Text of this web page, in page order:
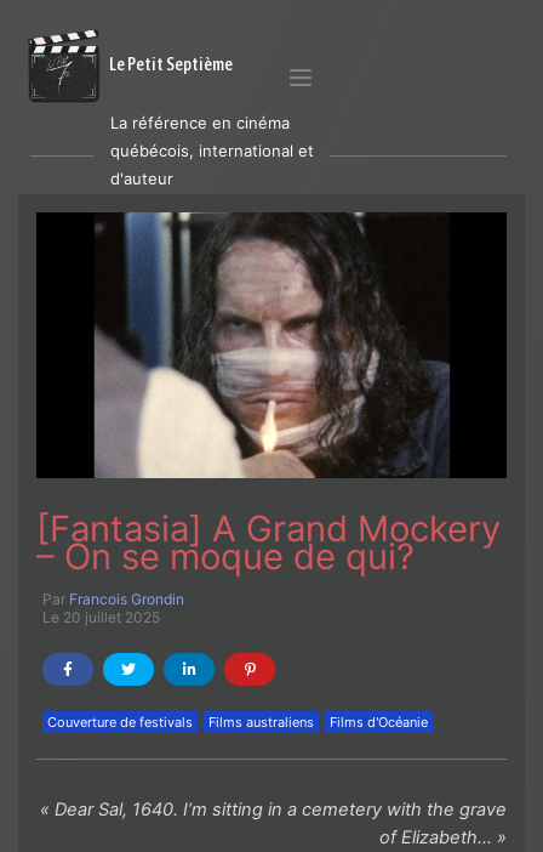
Le Petit Septième
La référence en cinéma
québécois, international et
d'auteur
[Fantasia] A Grand Mockery
– On se moque de qui?
Par Francois Grondin
Le 20 juillet 2025
Couverture de festivals Films australiens Films d'Océanie
« Dear Sal, 1640. I’m sitting in a cemetery with the grave
of Elizabeth… »